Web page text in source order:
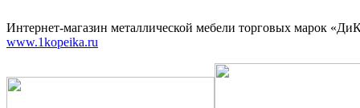
Интернет-магазин металлической мебели торговых марок
www.1kopeika.ru